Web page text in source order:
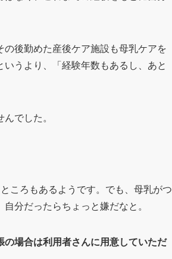
後勤めた産後ケア施設も母乳ケアを
うより、「経験年数もあるし、あと
でした。
ころもあるようです。でも、母乳がつ
分だったらちょっと嫌だなと。
場合は利用者さんに用意していただ